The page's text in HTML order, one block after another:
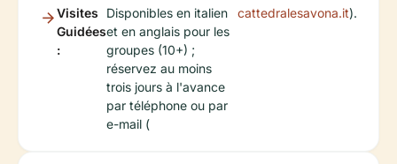
Visites
Guidées
:
Disponibles en italien
et en anglais pour les
groupes (10+) ;
réservez au moins
trois jours à l'avance
par téléphone ou par
e-mail (
cattedralesavona.it).